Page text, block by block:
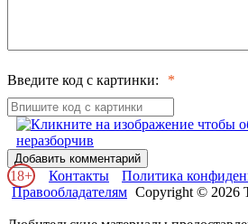
Введите код с картинки:
Добавить комментарий
18+ Контакты
Политика
Правообладателям Copyright ©